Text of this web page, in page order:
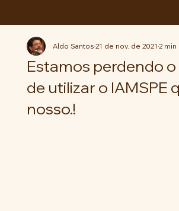
Estamos perdendo
de utilizar o IAMSPE
nosso.!
Aldo Santos21 de nov. de 2021 2 min